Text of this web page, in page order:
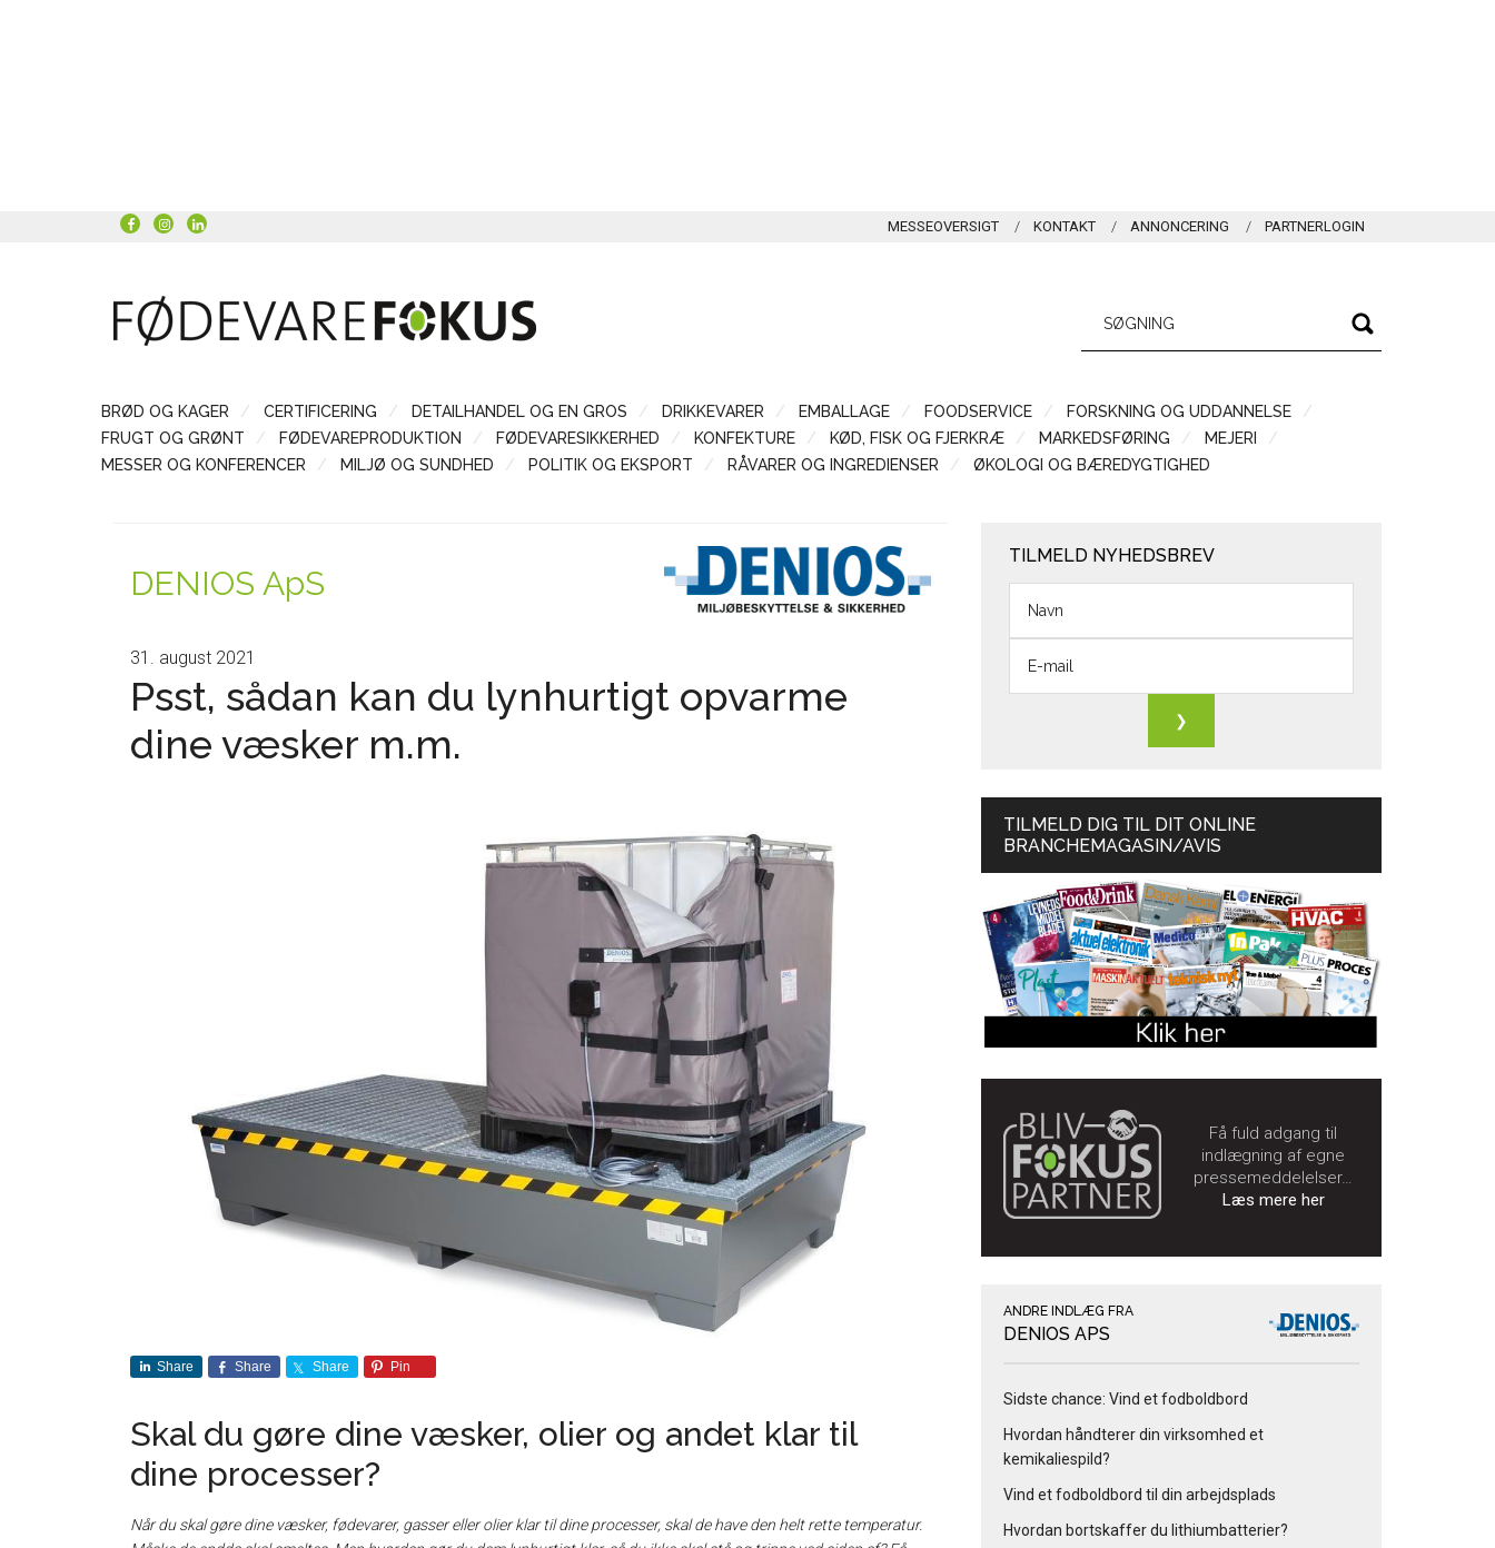
MESSEOVERSIGT KONTAKT ANNONCERING PARTNERLOGIN
BRØD OG KAGER CERTIFICERING DETAILHANDEL OG EN GROS DRIKKEVARER EMBALLAGE FOODSERVICE
FORSKNING OG UDDANNELSE
FRUGT OG GRØNT
FØDEVAREPRODUKTION FØDEVARESIKKERHED KONFEKTURE KØD, FISK OG FJERKRÆ MARKEDSFØRING
MEJERI
MESSER OG KONFERENCER
MILJØ OG SUNDHED POLITIK OG EKSPORT RÅVARER OG INGREDIENSER ØKOLOGI OG BÆREDYGTIGHED
DENIOS ApS
31. august 2021
Psst, sådan kan du lynhurtigt opvarme
dine væsker m.m.
Share Share Share Pin
Skal du gøre dine væsker, olier og andet klar til
dine processer?
Når du skal gøre dine væsker, fødevarer, gasser eller olier klar til dine processer, skal de have den helt rette temperatur.
TILMELD NYHEDSBREV
TILMELD DIG TIL DIT ONLINE
BRANCHEMAGASIN/AVIS
Få fuld adgang til
indlægning af egne
pressemeddelelser…
Læs mere her
ANDRE INDLÆG FRA
DENIOS APS
Sidste chance: Vind et fodboldbord
Hvordan håndterer din virksomhed et
kemikaliespild?
Vind et fodboldbord til din arbejdsplads
Hvordan bortskaffer du lithiumbatterier?